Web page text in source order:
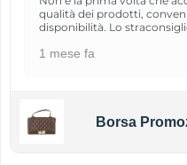
qualità dei prodotti,
disponibilità. Lo
1 mese fa
Borsa